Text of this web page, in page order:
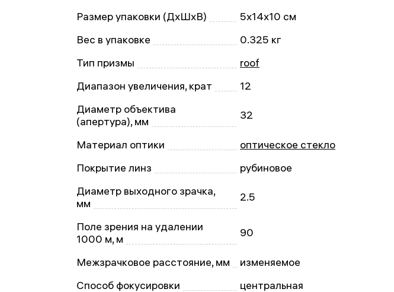
Размер упаковки (ДxШxВ)
5x14x10 см
Вес в упаковке
0.325 кг
Тип призмы
roof
Диапазон увеличения, крат
12
Диаметр объектива
(апертура), мм
32
Материал оптики
оптическое стекло
Покрытие линз
рубиновое
Диаметр выходного зрачка,
мм
2.5
Поле зрения на удалении
1000 м, м
90
Межзрачковое расстояние, мм
изменяемое
Способ фокусировки
центральная